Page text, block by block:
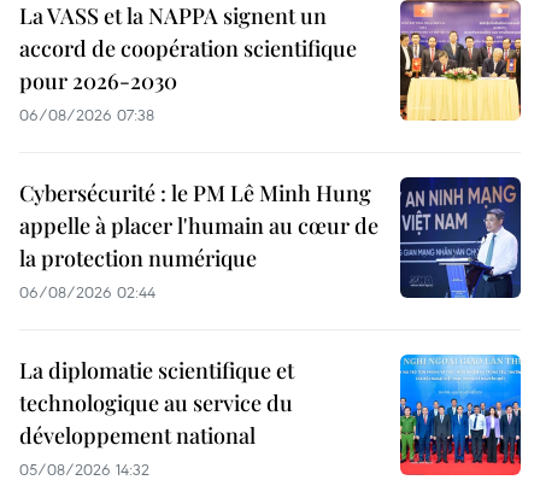
La VASS et la NAPPA signent un
accord de coopération scientifique
pour 2026-2030
06/08/2026 07:38
Cybersécurité : le PM Lê Minh Hung
appelle à placer l'humain au cœur de
la protection numérique
06/08/2026 02:44
La diplomatie scientifique et
technologique au service du
développement national
05/08/2026 14:32